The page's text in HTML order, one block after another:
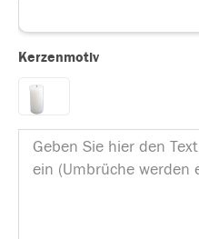
Kerzenmotiv